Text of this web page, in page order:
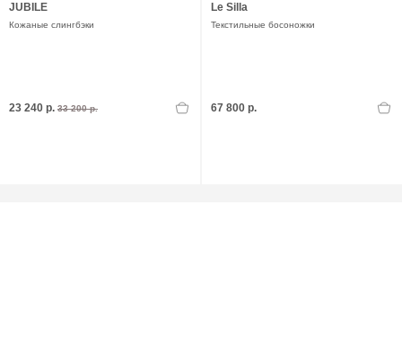
JUBILE
Кожаные слингбэки
23 240 р. 33 200 р.
Le Silla
Текстильные босоножки
67 800 р.